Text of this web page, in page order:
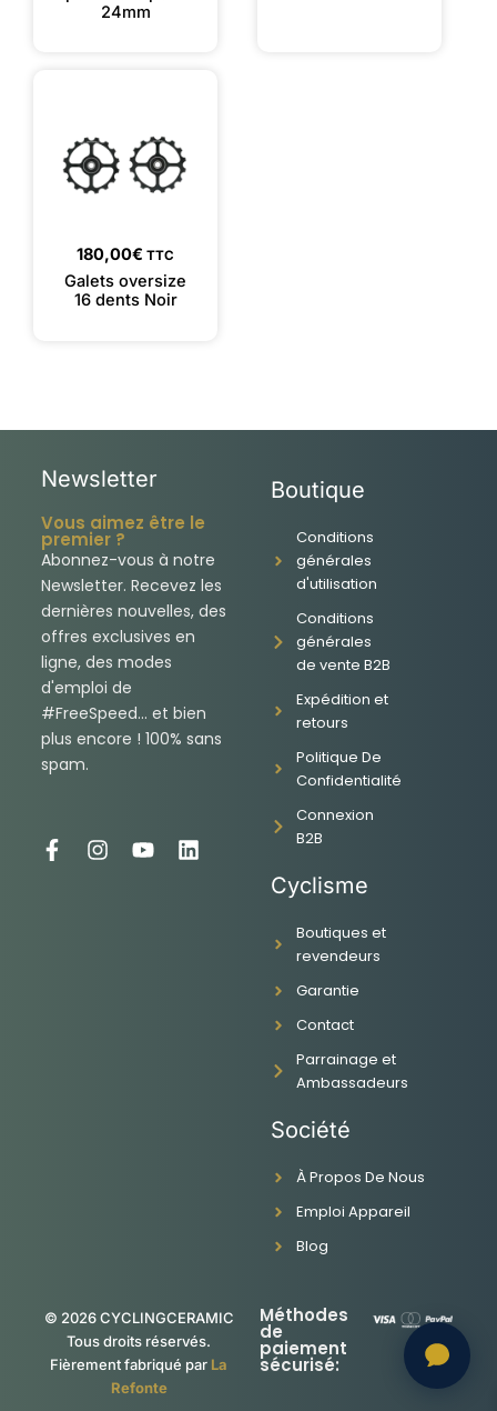
24mm
180,00€ TTC
Galets oversize
16 dents Noir
Newsletter
Vous aimez être le
premier ?
Abonnez-vous à notre
Newsletter. Recevez les
dernières nouvelles, des
offres exclusives en
ligne, des modes
d'emploi de
#FreeSpeed... et bien
plus encore ! 100% sans
spam.
F
I
Y
L
Boutique
Conditions
générales
d'utilisation
Conditions
générales
de vente B2B
Expédition et
retours
Politique De
Confidentialité
Connexion
B2B
Cyclisme
Boutiques et
revendeurs
Garantie
Contact
Parrainage et
Ambassadeurs
Société
À Propos De Nous
Emploi Appareil
Blog
© 2026 CYCLINGCERAMIC
Tous droits réservés.
Fièrement fabriqué par La
Refonte
Méthodes
de
paiement
sécurisé: